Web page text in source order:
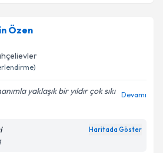
Özen
yaklaşık bir yıldır çok sıkı
Devamı
Haritada Göster